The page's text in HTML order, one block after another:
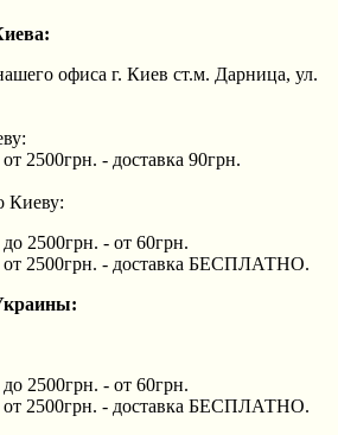
офиса г. Киев ст.м. Дарница, ул.
2500грн. - доставка 90грн.
Киеву:
2500грн. - от 60грн.
от 2500грн. - доставка БЕСПЛАТНО.
2500грн. - от 60грн.
от 2500грн. - доставка БЕСПЛАТНО.